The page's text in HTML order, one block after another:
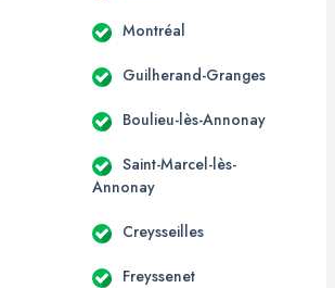
Montréal
Guilherand-Granges
Boulieu-lès-Annonay
Saint-Marcel-lès-
Annonay
Creysseilles
Freyssenet